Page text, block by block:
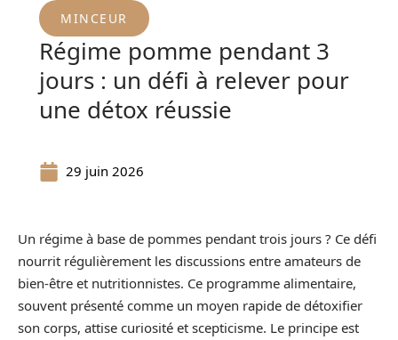
MINCEUR
Régime pomme pendant 3
jours : un défi à relever pour
une détox réussie
29 juin 2026
Un régime à base de pommes pendant trois jours ? Ce défi
nourrit régulièrement les discussions entre amateurs de
bien-être et nutritionnistes. Ce programme alimentaire,
souvent présenté comme un moyen rapide de détoxifier
son corps, attise curiosité et scepticisme. Le principe est